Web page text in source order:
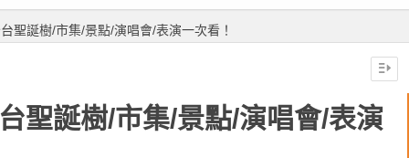
聖誕樹/市集/景點/演唱會/表演一次看！
聖誕樹/市集/景點/演唱會/表演